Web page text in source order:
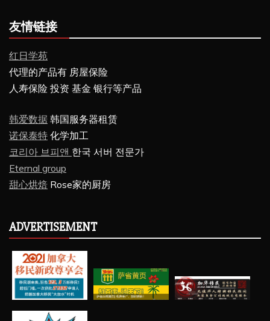
友情链接
红日学苑
代理的产品有 房屋保险
人寿保险 投资 基金 银行等产品
韩爱数据 韩国服务器租赁
诺保泰特 化学加工
코리아 브피앤 한국 서버 전문가
Eternal group
甜心烘焙 Rose家的厨房
ADVERTISEMENT